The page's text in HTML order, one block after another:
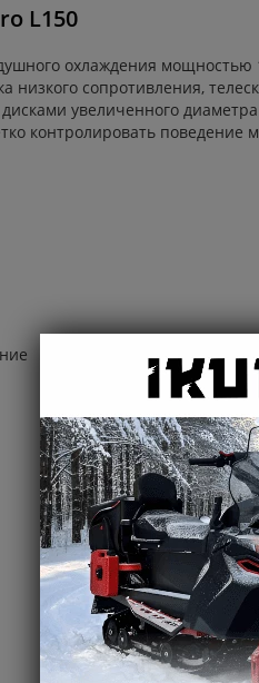
L150
охлаждения
низкого сопротивления,
увеличенного
контролировать поведение